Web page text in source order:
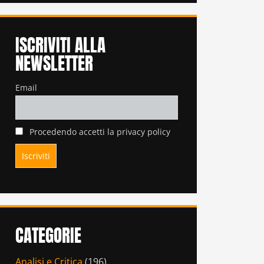
ISCRIVITI ALLA
NEWSLETTER
Email
Procedendo accetti la privacy policy
CATEGORIE